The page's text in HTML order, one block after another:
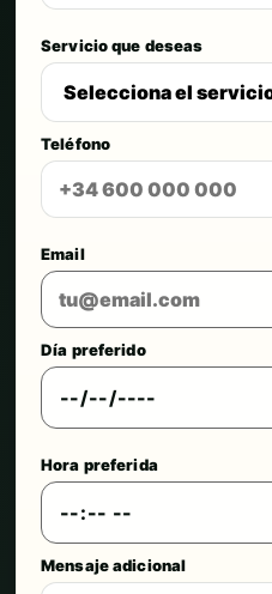
Servicio que deseas
Teléfono
Email
Día preferido
Hora preferida
Mensaje adicional